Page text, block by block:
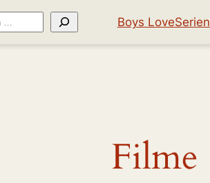
Boys LoveSerien
Filme